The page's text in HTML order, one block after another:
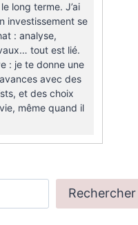
long terme. J’ai
investissement se
: analyse,
tout est lié.
: je te donne une
avec des
et des choix
même quand il
Rechercher